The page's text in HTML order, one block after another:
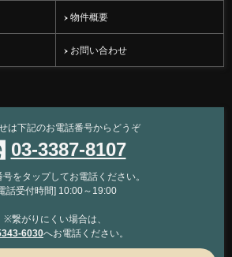
物件概要
お問い合わせ
は下記のお電話番号からどうぞ
03-3387-8107
号をタップしてお電話ください。
話受付時間] 10:00～19:00
※繋がりにくい場合は、
6030へお電話ください。